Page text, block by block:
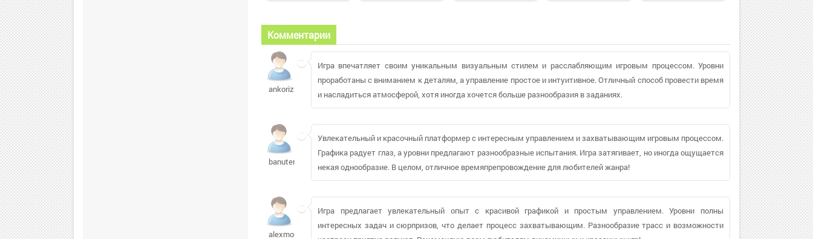
Комментарии
ankorizh
Игра впечатляет своим уникальным визуальным стилем и расслабляющим игровым процессом. Уровни
проработаны с вниманием к деталям, а управление простое и интуитивное. Отличный способ провести время
и насладиться атмосферой, хотя иногда хочется больше разнообразия в заданиях.
banutem243
Увлекательный и красочный платформер с интересным управлением и захватывающим игровым процессом.
Графика радует глаз, а уровни предлагают разнообразные испытания. Игра затягивает, но иногда ощущается
некая однообразие. В целом, отличное времяпрепровождение для любителей жанра!
alexmouse826
Игра предлагает увлекательный опыт с красивой графикой и простым управлением. Уровни полны
интересных задач и сюрпризов, что делает процесс захватывающим. Разнообразие трасс и возможности